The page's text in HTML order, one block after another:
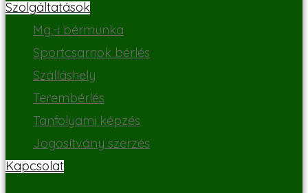
Szolgáltatások
Mg.-i bérmunka
Sportcsarnok bérlés
Szálláshely
Terembérlés
Tanfolyami képzés
Jogosítvány szerzés
Kapcsolat